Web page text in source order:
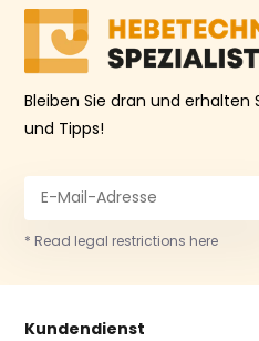
Bleiben Sie dran und
und Tipps!
* Read legal restrictions here
Kundendienst